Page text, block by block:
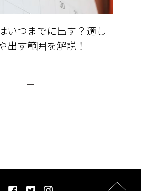
いつまでに出す？適し
出す範囲を解説！